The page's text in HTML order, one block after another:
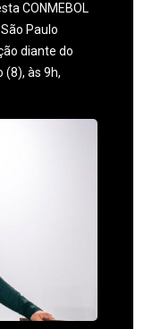
CONMEBOL
Paulo
diante do
(8), às 9h,